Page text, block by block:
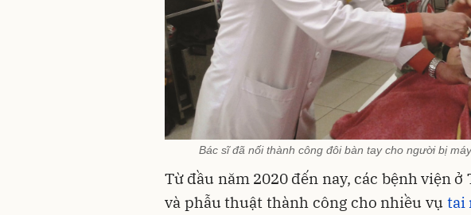
Bác sĩ đã nối thành công đôi bàn tay cho người bị
Từ đầu năm 2020 đến nay, các bệnh viện
và phẫu thuật thành công cho nhiều vụ tai